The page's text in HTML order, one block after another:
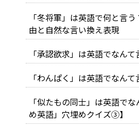
「冬将軍」は英語で何と言
由と自然な言い換え表現
「承認欲求」は英語でなんて
「わんぱく」は英語でなんて
「似たもの同士」は英語で
め英語」穴埋めクイズ③】